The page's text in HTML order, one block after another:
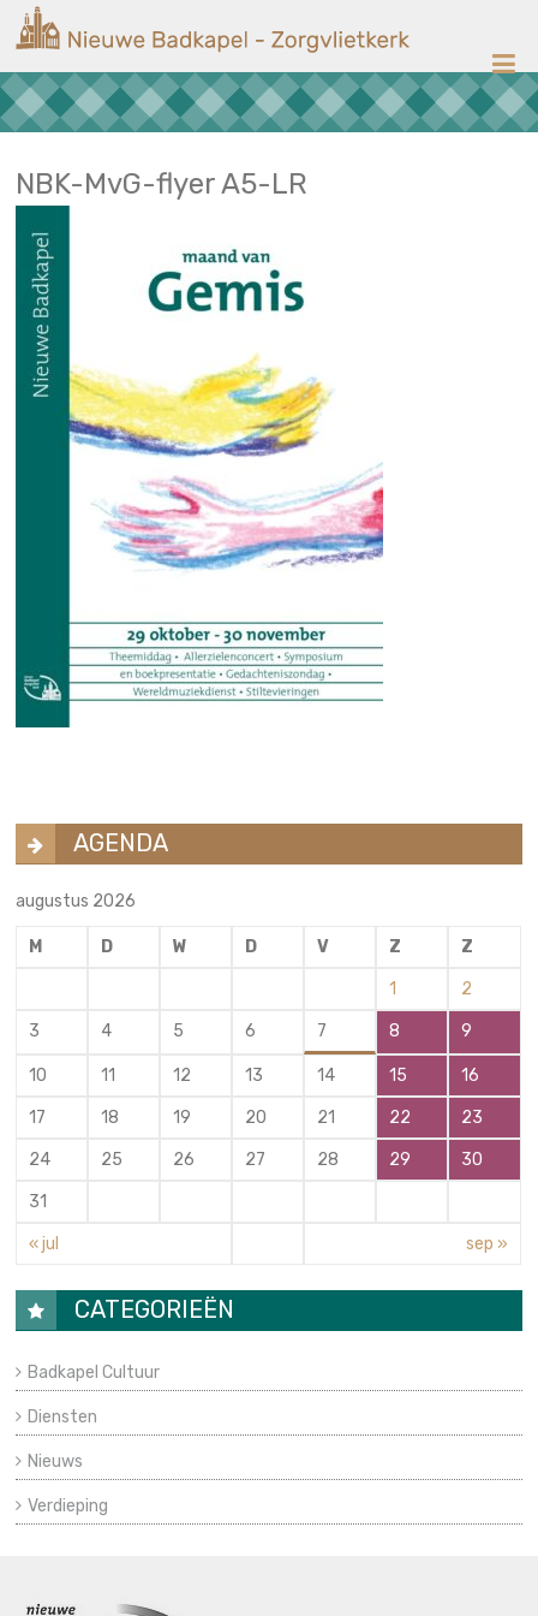
naar
inhoud
Nieuwe
Badkapel
Kerk
NBK-MvG-flyer A5-LR
AGENDA
augustus 2026
M D W D V Z Z
1 2
3 4 5 6 7 8 9
10 11 12 13 14 15 16
17 18 19 20 21 22 23
24 25 26 27 28 29 30
31
« jul sep »
CATEGORIEËN
Badkapel Cultuur
Diensten
Nieuws
Verdieping